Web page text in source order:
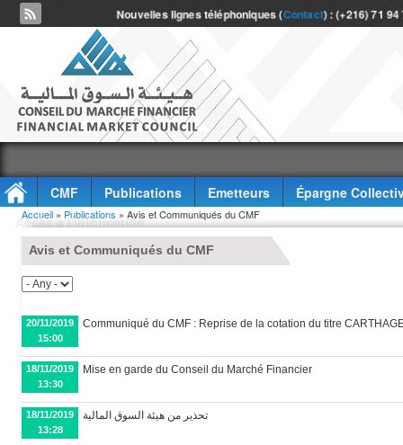
Nouvelles lignes téléphoniques (Contact) : (+216) 71
CMF Publications Emetteurs
Épargne
Accès à l'information
Vous êtes ici
Accueil » Publications » Avis et Communiqués du CMF
Avis et Communiqués du CMF
20/11/2019
15:00
Communiqué du CMF : Reprise de la cotation du titre
18/11/2019
13:30
Mise en garde du Conseil du Marché Financier
18/11/2019
13:28
تحذير من هيئة السوق المالية